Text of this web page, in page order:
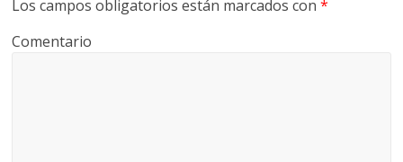
Los campos obligatorios están marcados con*
Comentario